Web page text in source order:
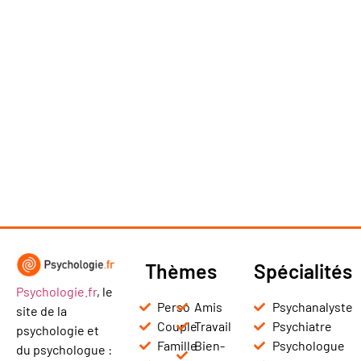
Psychologie.fr, le
site de la
psychologie et
du psychologue :
Thèmes
Perso
Couple
Famille
Amis
Travail
Bien-
Spécialités
Psychanalyste
Psychiatre
Psychologue